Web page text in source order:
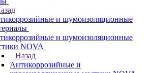
и шумоизоляционные
и шумоизоляционные
NOVA
Назад
Антикоррозийные и